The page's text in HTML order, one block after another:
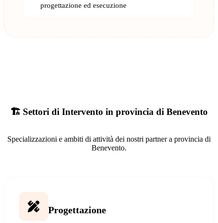
progettazione ed esecuzione
🏗️ Settori di Intervento in provincia di Benevento
Specializzazioni e ambiti di attività dei nostri partner a provincia di
Benevento.
Progettazione